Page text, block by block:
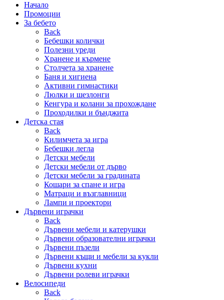
Начало
Промоции
За бебето
Back
Бебешки колички
Полезни уреди
Хранене и кърмене
Столчета за хранене
Баня и хигиена
Активни гимнастики
Люлки и шезлонги
Кенгура и колани за прохождане
Проходилки и бънджита
Детска стая
Back
Килимчета за игра
Бебешки легла
Детски мебели
Детски мебели от дърво
Детски мебели за градината
Кошари за спане и игра
Матраци и възглавници
Лампи и проектори
Дървени играчки
Back
Дървени мебели и катерушки
Дървени образователни играчки
Дървени пъзели
Дървени къщи и мебели за кукли
Дървени кухни
Дървени ролеви играчки
Велосипеди
Back